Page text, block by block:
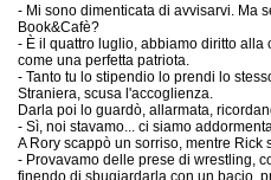
- Mi sono dimenticata di avvisarvi. Ma
Book&Cafè?
- È il quattro luglio, abbiamo diritto
come una perfetta patriota.
- Tanto tu lo stipendio lo prendi lo
Straniera, scusa l'accoglienza.
Darla poi lo guardò, allarmata,
- Sì, noi stavamo... ci siamo
A Rory scappò un sorriso, mentre Rick
- Provavamo delle prese di wrestling,
finendo di sbugiardarla con un bacio,